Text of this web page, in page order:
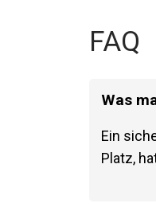
FAQ
Was
Ein
Platz,